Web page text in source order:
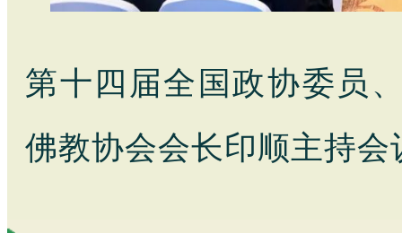
第十四届全国政协委员
佛教协会会长印顺主持会